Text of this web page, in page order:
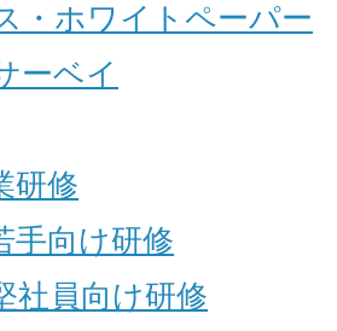
・ホワイトペーパー
ーベイ
研修
手向け研修
社員向け研修